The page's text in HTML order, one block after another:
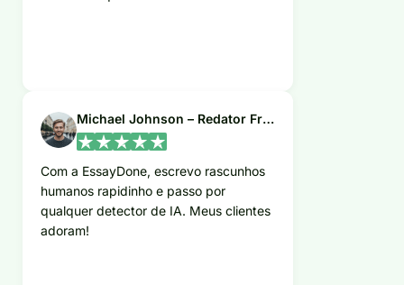
Michael Johnson – Redator Freelancer
Com a EssayDone, escrevo rascunhos
humanos rapidinho e passo por
qualquer detector de IA. Meus clientes
adoram!